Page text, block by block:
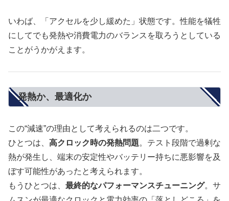
いわば、「アクセルを少し緩めた」状態です。性能を犠牲
にしてでも発熱や消費電力のバランスを取ろうとしている
ことがうかがえます。
発熱か、最適化か
この“減速”の理由として考えられるのは二つです。
ひとつは、 高クロック時の発熱問題。テスト段階で過剰な
熱が発生し、端末の安定性やバッテリー持ちに悪影響を及
ぼす可能性があったと考えられます。
もうひとつは、 最終的なパフォーマンスチューニング。サ